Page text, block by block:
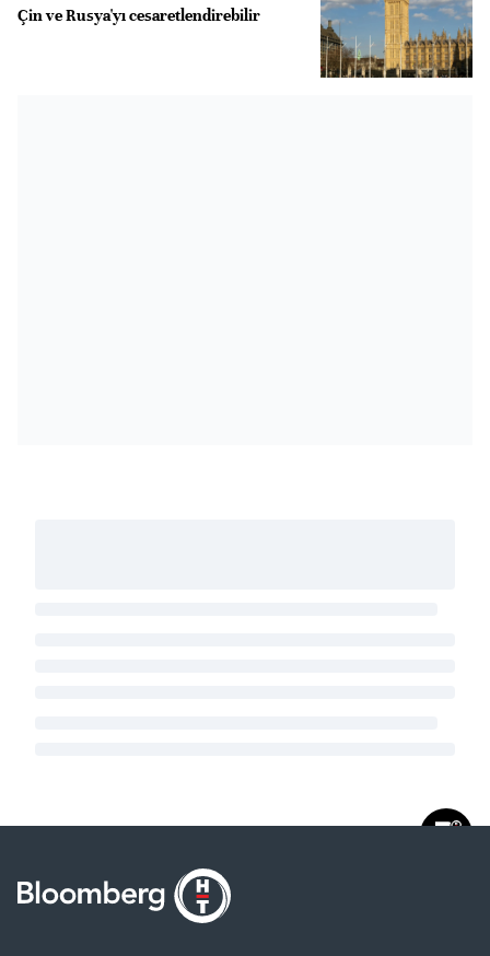
Çin ve Rusya'yı cesaretlendirebilir